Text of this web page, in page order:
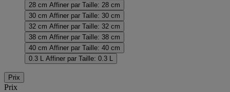
28 cm Affiner par Taille: 28 cm
30 cm Affiner par Taille: 30 cm
32 cm Affiner par Taille: 32 cm
38 cm Affiner par Taille: 38 cm
40 cm Affiner par Taille: 40 cm
0.3 L Affiner par Taille: 0.3 L
Prix
Prix